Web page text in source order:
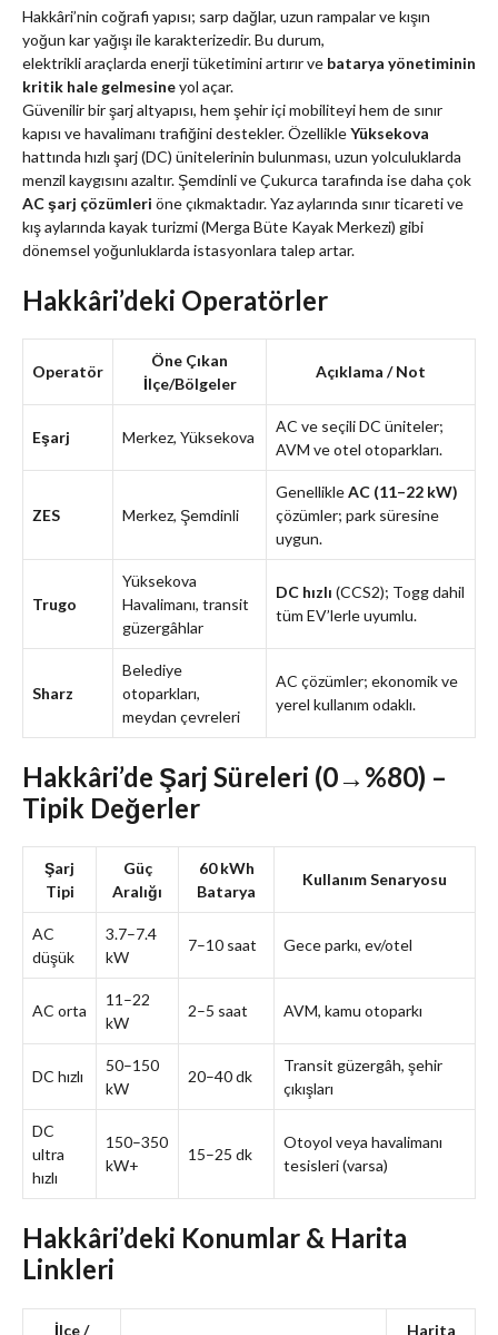
Hakkâri’nin coğrafi yapısı; sarp dağlar, uzun rampalar ve kışın
yoğun kar yağışı ile karakterizedir. Bu durum,
elektrikli araçlarda enerji tüketimini artırır ve batarya yönetiminin
kritik hale gelmesineyol açar.
Güvenilir bir şarj altyapısı, hem şehir içi mobiliteyi hem de sınır
kapısı ve havalimanı trafiğini destekler. ÖzellikleYüksekova
hattında hızlı şarj (DC) ünitelerinin bulunması, uzun yolculuklarda
menzil kaygısını azaltır. Şemdinli ve Çukurca tarafında ise daha çok
AC şarj çözümleri öne çıkmaktadır. Yaz aylarında sınır ticareti ve
kış aylarında kayak turizmi (Merga Büte Kayak Merkezi) gibi
dönemsel yoğunluklarda istasyonlara talep artar.
Hakkâri’deki Operatörler
Operatör
Öne Çıkan
İlçe/Bölgeler
Açıklama / Not
Eşarj Merkez, Yüksekova
AC ve seçili DC üniteler;
AVM ve otel otoparkları.
ZES Merkez, Şemdinli
GenellikleAC (11–22 kW)
çözümler; park süresine
uygun.
Trugo
Yüksekova
Havalimanı, transit
güzergâhlar
DC hızlı (CCS2); Togg dahil
tüm EV’lerle uyumlu.
Sharz
Belediye
otoparkları,
meydan çevreleri
AC çözümler; ekonomik ve
yerel kullanım odaklı.
Hakkâri’de Şarj Süreleri (0→%80) –
Tipik Değerler
Şarj
Tipi
Güç
Aralığı
60 kWh
Batarya
Kullanım Senaryosu
AC
düşük
3.7–7.4
kW
7–10 saat Gece parkı, ev/otel
AC orta
11–22
kW
2–5 saat AVM, kamu otoparkı
DC hızlı
50–150
kW
20–40 dk
Transit güzergâh, şehir
çıkışları
DC
ultra
hızlı
150–350
kW+
15–25 dk
Otoyol veya havalimanı
tesisleri (varsa)
Hakkâri’deki Konumlar & Harita
Linkleri
İlçe /
Harita